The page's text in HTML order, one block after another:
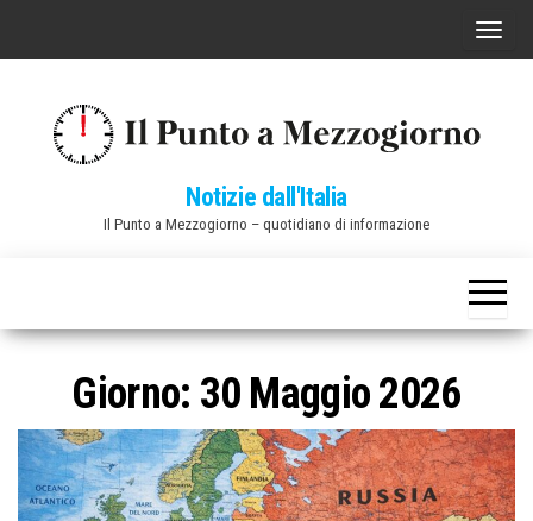
C
a
v
a
z
i
Notizie dall'Italia
Il Punto a Mezzogiorno – quotidiano di informazione
Giorno: 30 Maggio 2026